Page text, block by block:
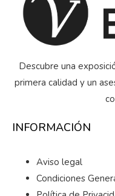
Descubre una
primera calidad y un
INFORMACIÓN
Aviso legal
Condiciones